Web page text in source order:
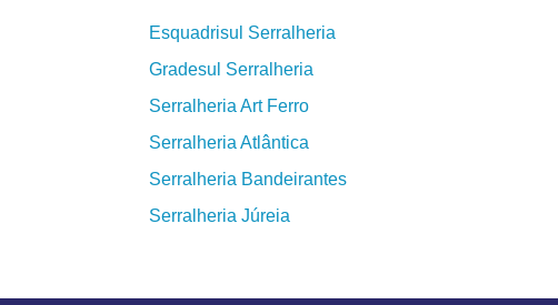
Esquadrisul Serralheria
Gradesul Serralheria
Serralheria Art Ferro
Serralheria Atlântica
Serralheria Bandeirantes
Serralheria Júreia